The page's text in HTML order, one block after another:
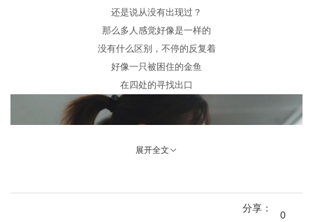
还是说从没有出现过？
那么多人感觉好像是一样的
没有什么区别，不停的反复着
好像一只被困住的金鱼
在四处的寻找出口
展开全文
0
分享：